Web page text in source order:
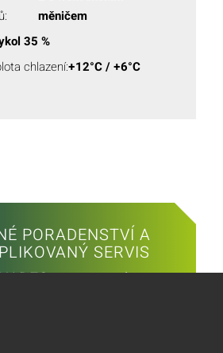
měničem
35 %
chlazení:+12°C / +6°C
PORADENSTVÍ A
SERVIS
je tu pro vás